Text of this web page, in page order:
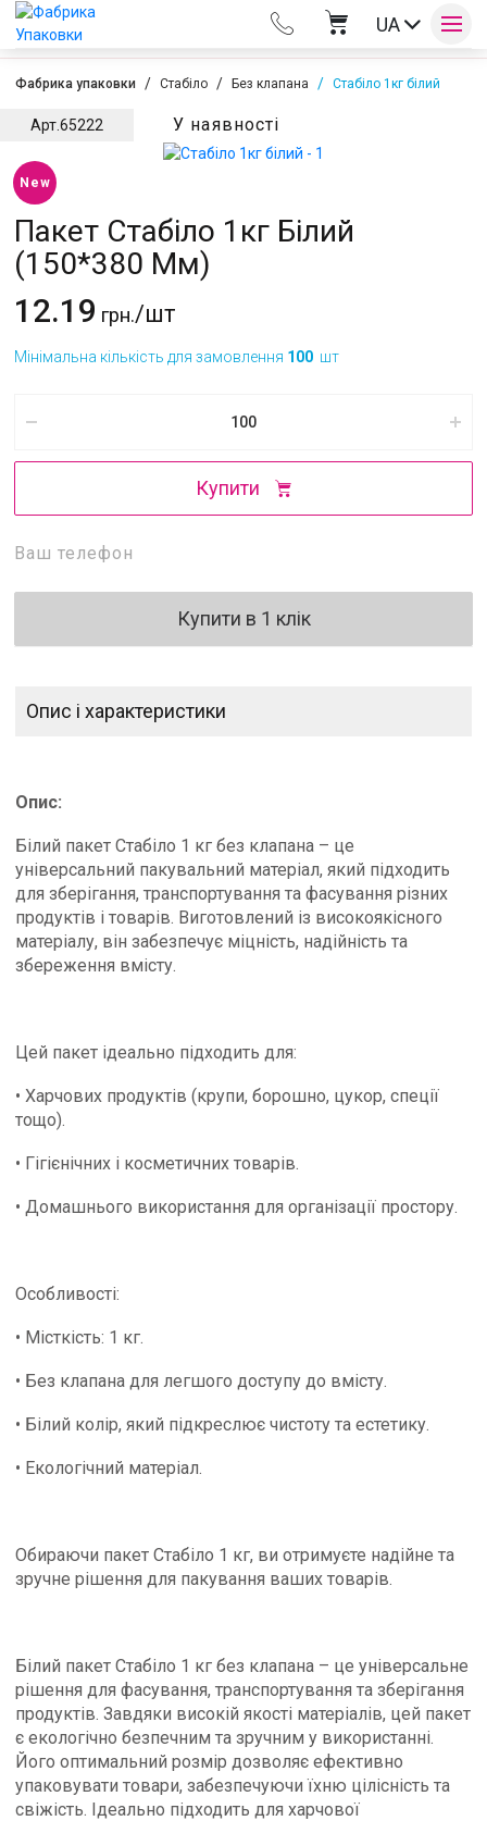
UA
Оплата та доставка
Контакти
Фабрика упаковки Стабіло Без клапана Стабіло 1кг білий
Арт.65222 У наявності
New
Пакет Стабіло 1кг Білий
(150*380 Мм)
12.19 грн./шт
Мінімальна кількість для замовлення 100 шт
Купити
Купити в 1 клік
Опис і характеристики
Опис:
Білий пакет Стабіло 1 кг без клапана – це
універсальний пакувальний матеріал, який підходить
для зберігання, транспортування та фасування різних
продуктів і товарів. Виготовлений із високоякісного
матеріалу, він забезпечує міцність, надійність та
збереження вмісту.
Цей пакет ідеально підходить для:
• Харчових продуктів (крупи, борошно, цукор, спеції
тощо).
• Гігієнічних і косметичних товарів.
• Домашнього використання для організації простору.
Особливості:
• Місткість: 1 кг.
• Без клапана для легшого доступу до вмісту.
• Білий колір, який підкреслює чистоту та естетику.
• Екологічний матеріал.
Обираючи пакет Стабіло 1 кг, ви отримуєте надійне та
зручне рішення для пакування ваших товарів.
Білий пакет Стабіло 1 кг без клапана – це універсальне
рішення для фасування, транспортування та зберігання
продуктів. Завдяки високій якості матеріалів, цей пакет
є екологічно безпечним та зручним у використанні.
Його оптимальний розмір дозволяє ефективно
упаковувати товари, забезпечуючи їхню цілісність та
свіжість. Ідеально підходить для харчової